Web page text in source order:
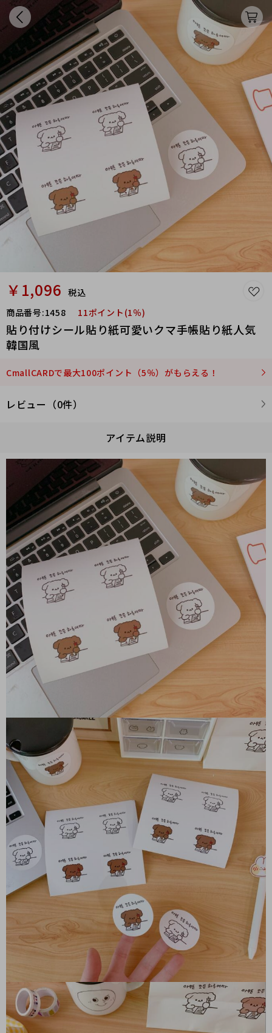
￥1,096 税込
商品番号:1458 11ポイント(1％)
貼り付けシール貼り紙可愛いクマ手帳貼り紙人気
韓国風
CmallCARDで最大100ポイント（5％）がもらえる！
レビュー（0件）
アイテム説明